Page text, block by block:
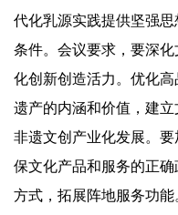
代化乳源实践提供坚强
条件。会议要求，要深
化创新创造活力。优化
遗产的内涵和价值，建
非遗文创产业化发展。
保文化产品和服务的正
方式，拓展阵地服务功